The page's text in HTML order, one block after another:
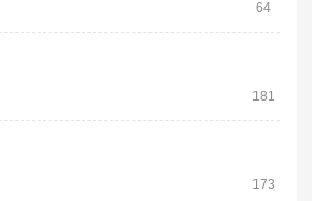
64
181
173